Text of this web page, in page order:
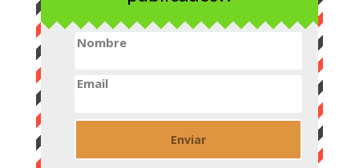
Nombre
Email